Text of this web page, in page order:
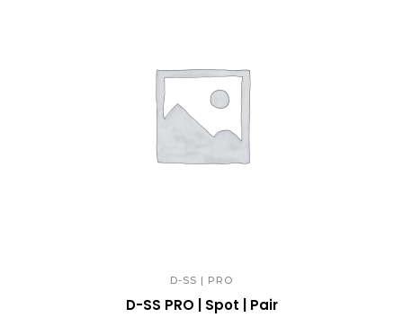
D-SS | PRO
D-SS PRO | Spot | Pair